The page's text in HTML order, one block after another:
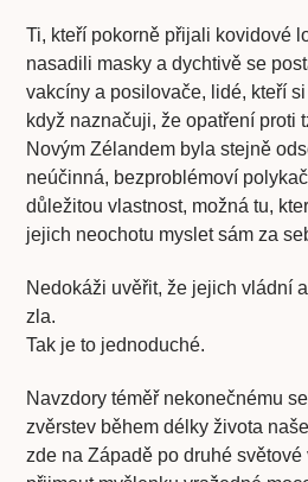
Ti, kteří pokorně přijali kovidové
nasadili masky a dychtivě se
vakcíny a posilovače, lidé, kteří
když naznačuji, že opatření proti
Novým Zélandem byla stejně
neúčinná, bezproblémoví
důležitou vlastnost, možná tu,
jejich neochotu myslet sám za
Nedokáži uvěřit, že jejich vládní
zla.
Tak je to jednoduché.
Navzdory téměř nekonečnému
zvěrstev během délky života
zde na Západě po druhé